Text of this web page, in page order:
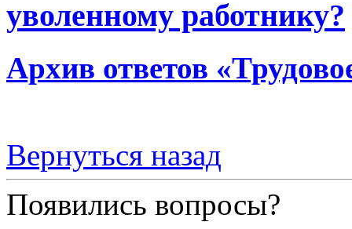
уволенному работнику?
Архив ответов
Вернуться назад
Появились вопросы?